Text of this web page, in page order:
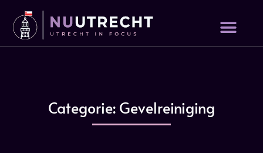
Categorie: Gevelreiniging